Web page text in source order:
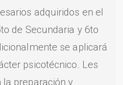
adquiridos en el
de Secundaria y 6to
se aplicará
psicotécnico. Les
preparación y